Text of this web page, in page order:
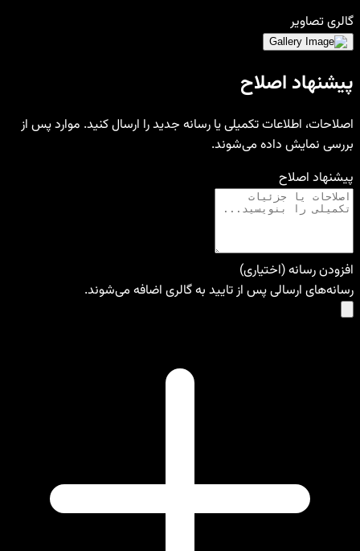
گالری تصاویر
پیشنهاد اصلاح
اصلاحات، اطلاعات تکمیلی یا رسانه جدید را ارسال کنید. موارد پس از
بررسی نمایش داده می‌شوند.
پیشنهاد اصلاح
افزودن رسانه (اختیاری)
رسانه‌های ارسالی پس از تایید به گالری اضافه می‌شوند.